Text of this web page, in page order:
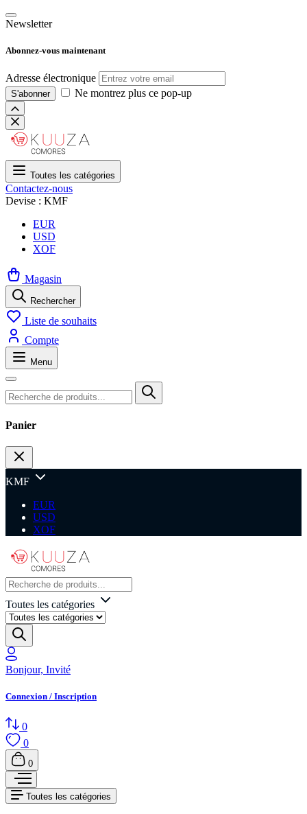
Newsletter
Abonnez-vous maintenant
Adresse électronique
S'abonner Ne montrez plus ce pop-up
Toutes les catégories
Contactez-nous
Devise : KMF
EUR
USD
XOF
Magasin
Rechercher
Liste de souhaits
Compte
Menu
Panier
KMF
EUR
USD
XOF
Toutes les catégories
Bonjour, Invité
Connexion / Inscription
0
0
0
Toutes les catégories